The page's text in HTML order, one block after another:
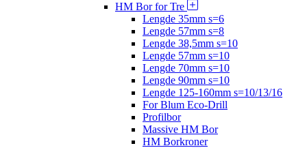
HM Bor for Tre
Lengde 35mm s=6
Lengde 57mm s=8
Lengde 38,5mm s=10
Lengde 57mm s=10
Lengde 70mm s=10
Lengde 90mm s=10
Lengde 125-160mm s=10/13/16
For Blum Eco-Drill
Profilbor
Massive HM Bor
HM Borkroner